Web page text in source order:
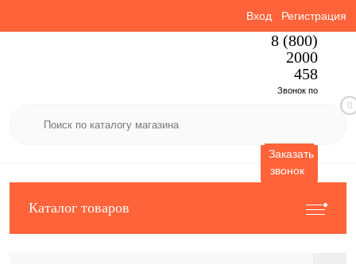
Вход Регистрация
8 (800)
2000
458
Звонок по
Заказать
звонок
0
Каталог товаров